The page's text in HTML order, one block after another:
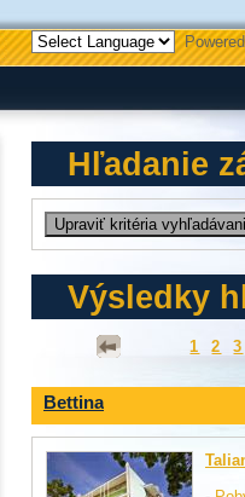
Hľadanie
Výsledky
1 2 3
Bettina